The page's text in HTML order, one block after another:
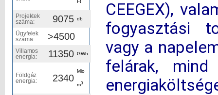
Ft
Projektek
száma:
9075 db
Ügyfelek
száma:
>4500
Villamos
energia:
11350 GWh
Földgáz
energia:
2340
Mio
m3
CEEGEX),
fogyasztási
vagy a
felárak,